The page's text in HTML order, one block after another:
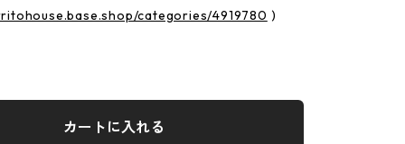
categories/4919780 )
カートに入れる